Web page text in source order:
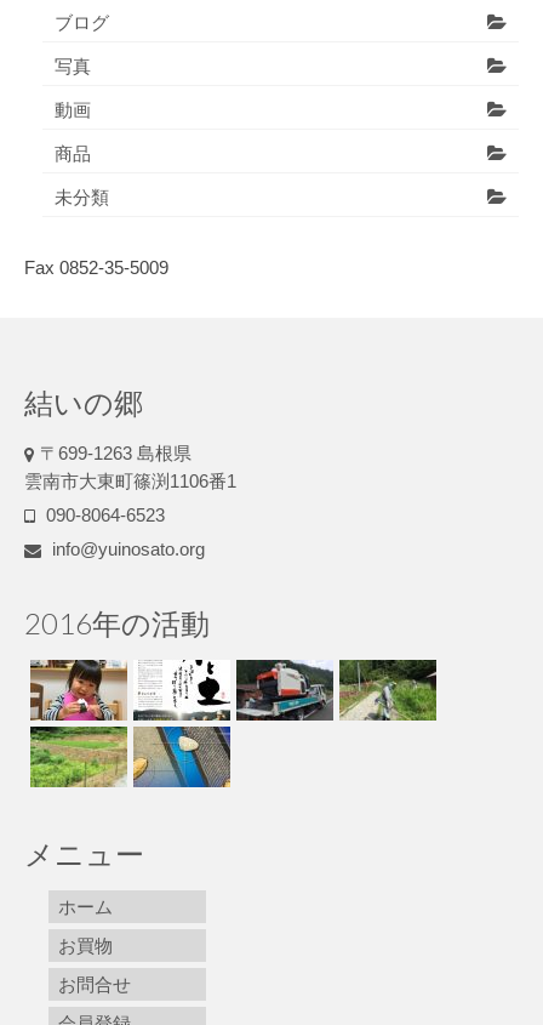
ブログ
写真
動画
商品
未分類
Fax 0852-35-5009
結いの郷
〒699-1263 島根県
雲南市大東町篠渕1106番1
090-8064-6523
info@yuinosato.org
2016年の活動
メニュー
ホーム
お買物
お問合せ